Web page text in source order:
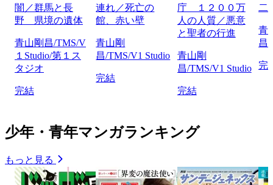
闇／群馬と長
野 県境の遺体
青山剛昌/TMS/V
１Studio/第１ス
タジオ
完結
連れ／死亡の
館、赤い壁
青山剛
昌/TMS/V1 Studio
完結
庁 １２００万
人の人質／悪意
と聖者の行進
青山剛
昌/TMS/V1 Studio
完結
二
青
昌
完
少年・青年マンガランキング
もっと見る